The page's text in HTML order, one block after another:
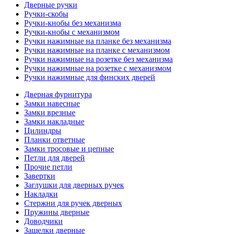
Дверные ручки
Ручки-скобы
Ручки-кнобы без механизма
Ручки-кнобы с механизмом
Ручки нажимные на планке без механизма
Ручки нажимные на планке с механизмом
Ручки нажимные на розетке без механизма
Ручки нажимные на розетке с механизмом
Ручки нажимные для финских дверей
Дверная фурнитура
Замки навесные
Замки врезные
Замки накладные
Цилиндры
Планки ответные
Замки тросовые и цепные
Петли для дверей
Прочие петли
Завертки
Заглушки для дверных ручек
Накладки
Стержни для ручек дверных
Пружины дверные
Доводчики
Защелки дверные